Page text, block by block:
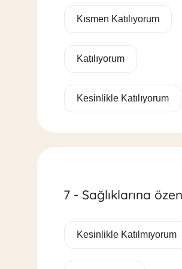
Kısmen Katılıyorum
Katılıyorum
Kesinlikle Katılıyorum
7 - Sağlıklarına
Kesinlikle Katılmıyorum